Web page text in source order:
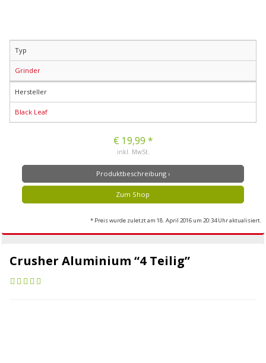
Typ
Grinder
Hersteller
Black Leaf
€ 19,99 *
inkl. MwSt.
Produktbeschreibung ›
Zum Shop
* Preis wurde zuletzt am 18. April 2016 um 20:34 Uhr aktualisiert.
Crusher Aluminium “4 Teilig”